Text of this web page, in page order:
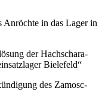
Anröchte in das Lager in
der Hachschara-
Bielefeld“
des Zamosc-